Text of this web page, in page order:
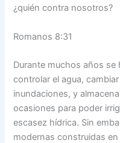
¿quién contra nosotros?
Romanos 8:31
Durante muchos años se
controlar el agua,
inundaciones, y
ocasiones para poder
escasez hídrica. Sin
modernas construidas